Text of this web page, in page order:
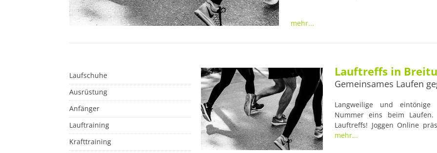
noch nicht aufgelistet haben, oder Du
Marathonläufer oder Jogger in den
mehr...
Laufschuhe
Ausrüstung
Anfänger
Lauftraining
Krafttraining
Lauftreffs in
Gemeinsames Laufen
Langweilige und eintönige
Nummer eins beim
Lauftreffs! Joggen Online
Lauftreff Breitungen. Viele
mehr...